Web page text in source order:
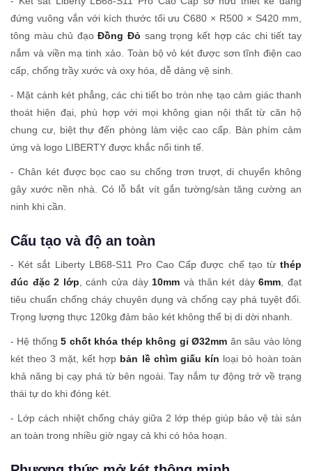
đứng vuông vắn với kích thước tối ưu C680 × R500 × S420 mm,
tông màu chủ đạoĐồng Đỏ sang trọng kết hợp các chi tiết tay
nắm và viền mạ tinh xảo. Toàn bộ vỏ két được sơn tĩnh điện cao
cấp, chống trầy xước và oxy hóa, dễ dàng vệ sinh.
- Mặt cánh két phẳng, các chi tiết bo tròn nhẹ tạo cảm giác thanh
thoát hiện đại, phù hợp với mọi không gian nội thất từ căn hộ
chung cư, biệt thự đến phòng làm việc cao cấp. Bàn phím cảm
ứng và logo LIBERTY được khắc nổi tinh tế.
- Chân két được bọc cao su chống trơn trượt, di chuyển không
gây xước nền nhà. Có lỗ bắt vít gắn tường/sàn tăng cường an
ninh khi cần.
Cấu tạo và độ an toàn
- Két sắt Liberty LB68-S11 Pro Cao Cấp được chế tạo từ thép
đúc đặc 2 lớp , cánh cửa dày 10mm và thân két dày6mm , đạt
tiêu chuẩn chống cháy chuyên dụng và chống cạy phá tuyệt đối.
Trọng lượng thực 120kg đảm bảo két không thể bị di dời nhanh.
- Hệ thống5 chốt khóa thép không gỉ Ø32mm ăn sâu vào lòng
két theo 3 mặt, kết hợp bản lề chìm giấu kín loại bỏ hoàn toàn
khả năng bị cạy phá từ bên ngoài. Tay nắm tự động trở về trạng
thái tự do khi đóng két.
- Lớp cách nhiệt chống cháy giữa 2 lớp thép giúp bảo vệ tài sản
an toàn trong nhiều giờ ngay cả khi có hỏa hoạn.